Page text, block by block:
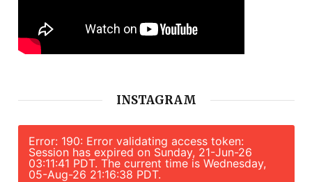
INSTAGRAM
Error: 190: Error validating access token:
Session has expired on Sunday, 21-Jun-26
03:11:41 PDT. The current time is Wednesday,
05-Aug-26 21:16:38 PDT.